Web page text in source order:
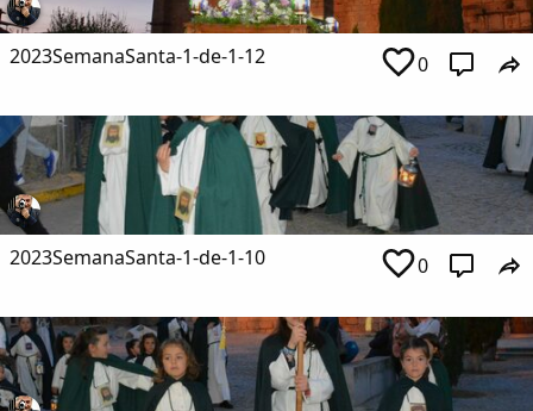
2023SemanaSanta-1-de-1-12 0
2023SemanaSanta-1-de-1-10 0